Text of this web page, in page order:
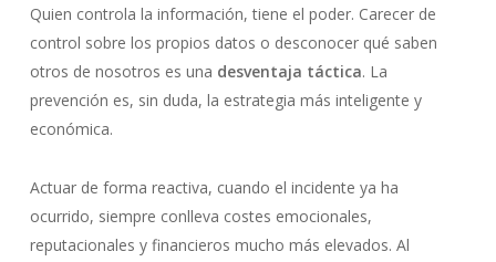
Quien controla la información, tiene el poder. Carecer de
control sobre los propios datos o desconocer qué saben
otros de nosotros es una desventaja táctica. La
prevención es, sin duda, la estrategia más inteligente y
económica.
Actuar de forma reactiva, cuando el incidente ya ha
ocurrido, siempre conlleva costes emocionales,
reputacionales y financieros mucho más elevados. Al